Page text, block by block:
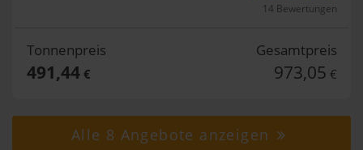
14 Bewertungen
Tonnenpreis
491,44€
Gesamtpreis
973,05 €
Alle 8 Angebote anzeigen